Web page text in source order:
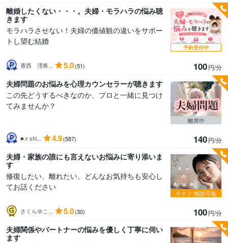
離婚したくない・・・。夫婦・モラハラの悩み聴
きます
モラハラさせない！夫婦の価値観の違いをサポー
トし望む結婚
香西 浬希... 5.0(51) 100円/分
予約受付中
夫婦問題のお悩みを心理カウンセラーが聴きます
この先どうするべきなのか、プロと一緒に見つけ
てみませんか？
■♬shi... 4.9(587) 140円/分
離席中
夫婦・家族の誰にも言えないお悩みに寄り添いま
す
修復したい、離れたい、どんなお気持ちも安心し
てお話ください
さくら＠こ... 5.0(30) 100円/分
今すぐ 相談可能
夫婦関係やパートナーの悩みを優しく丁寧に伺い
ます